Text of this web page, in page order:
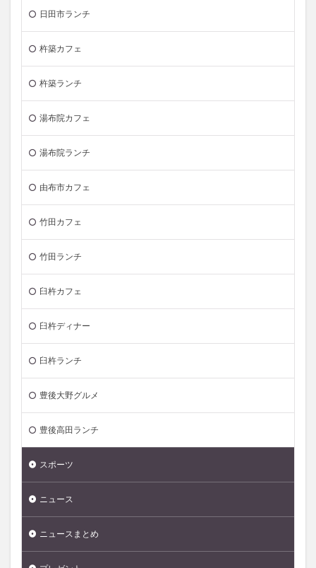
日田市ランチ
杵築カフェ
杵築ランチ
湯布院カフェ
湯布院ランチ
由布市カフェ
竹田カフェ
竹田ランチ
臼杵カフェ
臼杵ディナー
臼杵ランチ
豊後大野グルメ
豊後高田ランチ
スポーツ
ニュース
ニュースまとめ